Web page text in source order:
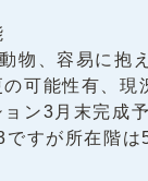
物、容易に抱
可能性有、現
ン3月末完成
すが所在階は